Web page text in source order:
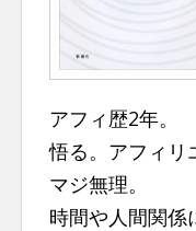
アフィ歴2年。
悟る。アフィリ
マジ無理。
時間や人間関係